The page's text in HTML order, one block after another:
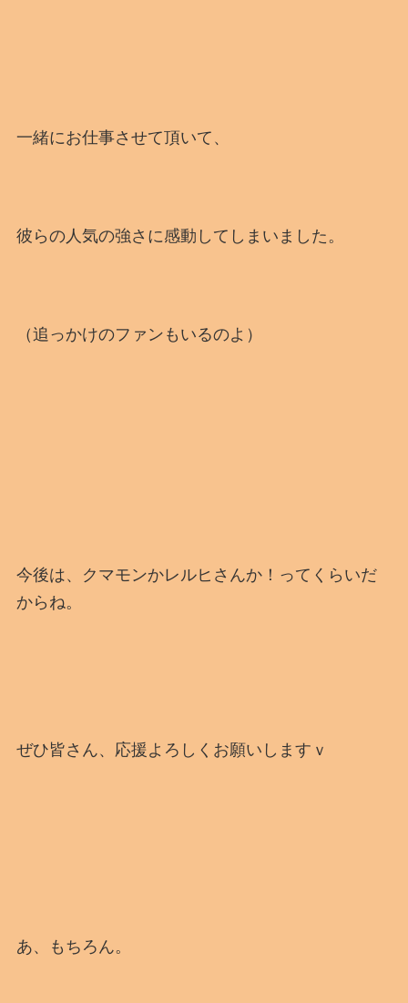
一緒にお仕事させて頂いて、
彼らの人気の強さに感動してしまいました。
（追っかけのファンもいるのよ）
今後は、クマモンかレルヒさんか！ってくらいだ
からね。
ぜひ皆さん、応援よろしくお願いしますｖ
あ、もちろん。